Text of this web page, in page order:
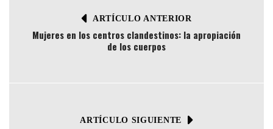
ARTÍCULO ANTERIOR
Mujeres en los centros clandestinos: la apropiación
de los cuerpos
ARTÍCULO SIGUIENTE